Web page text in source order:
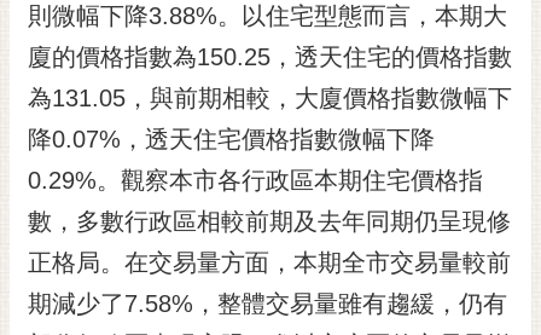
黃
偉
哲
光
花
桐
花
祭
則微幅下降3.88%。以住宅型態而言，本期大
廈的價格指數為150.25，透天住宅的價格指數
為131.05，與前期相較，大廈價格指數微幅下
降0.07%，透天住宅價格指數微幅下降
0.29%。觀察本市各行政區本期住宅價格指
數，多數行政區相較前期及去年同期仍呈現修
正格局。在交易量方面，本期全市交易量較前
期減少了7.58%，整體交易量雖有趨緩，仍有